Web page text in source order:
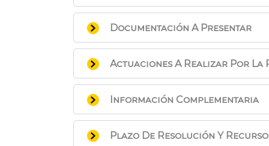
Plazo abierto.
Documentación A Presentar
La solicitud se presenta en esta
trámite” y se adjuntará la
Caso 1. ENTIDADES QUE
Certificación o
- Registro Municipal de
- Registro de
Actuaciones A Realizar Por La
Presentación de la
Información Complementaria
Proyectodel Espai Intercultural.
Plazo De Resolución Y